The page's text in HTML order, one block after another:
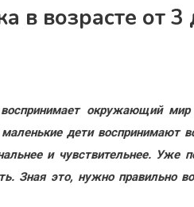
в возрасте от 3
окружающий мир
дети воспринимают
и чувствительнее. Уже
Зная это, нужно правильно